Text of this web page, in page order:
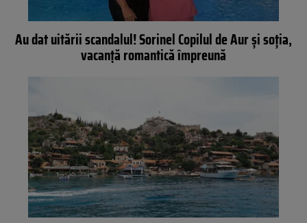
Au dat uitării scandalul! Sorinel Copilul de Aur și soția,
vacanță romantică împreună